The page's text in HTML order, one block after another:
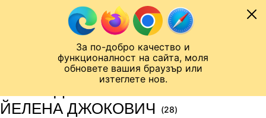
За по-добро качество и
функционалност на сайта, моля
обновете вашия браузър или
изтеглете нов.
Към съдържанието
Лига на Конференциите
ЙЕЛЕНА ДЖОКОВИЧ
(28)